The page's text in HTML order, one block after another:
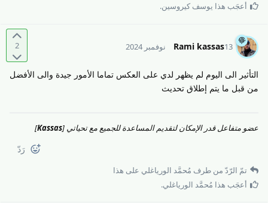
أعجَب هذا يوسف كيروسين.
2 Rami kassas13 نوفمبر 2024
التأثير الى اليوم لم يظهر لدي على العكس تماما الأمور جيدة والى الأفضل
من قبل ما يتم إطلاق تحديث
عضو متفاعل قدر الإمكان لتقديم المساعدة للجميع مع تحياتي [Kassas
]
رَدّ
تمّ الرّدّ من طرف مُحمَّد الورياغلي على هذا
أعجَب هذا مُحمَّد الورياغلي.